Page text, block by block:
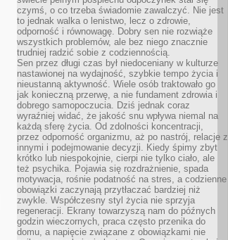
czymś, o co trzeba świadomie zawalczyć. Nie jest
to jednak walka o lenistwo, lecz o zdrowie,
odporność i równowagę. Dobry sen nie rozwiąże
wszystkich problemów, ale bez niego znacznie
trudniej radzić sobie z codziennością.
Sen przez długi czas był niedoceniany w kulturze
nastawionej na wydajność, szybkie tempo życia i
nieustanną aktywność. Wiele osób traktowało go
jak konieczną przerwę, a nie fundament zdrowia i
dobrego samopoczucia. Dziś jednak coraz
wyraźniej widać, że jakość snu wpływa niemal na
każdą sferę życia. Od zdolności koncentracji,
przez odporność organizmu, aż po nastrój, relacje z
innymi i podejmowanie decyzji. Kiedy śpimy zbyt
krótko lub niespokojnie, cierpi nie tylko ciało, ale
też psychika. Pojawia się rozdrażnienie, spada
motywacja, rośnie podatność na stres, a codzienne
obowiązki zaczynają przytłaczać bardziej niż
zwykle. Współczesny styl życia nie sprzyja
regeneracji. Ekrany towarzyszą nam do późnych
godzin wieczornych, praca często przenika do
domu, a napięcie związane z obowiązkami nie